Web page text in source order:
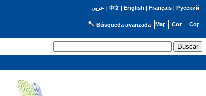
عربي | 中文| English | Français| Русский
Búsqueda avanzada